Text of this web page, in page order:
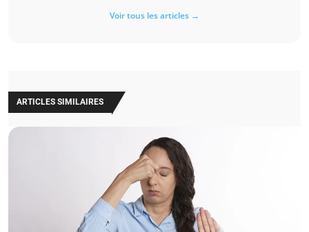
Voir tous les articles →
ARTICLES SIMILAIRES